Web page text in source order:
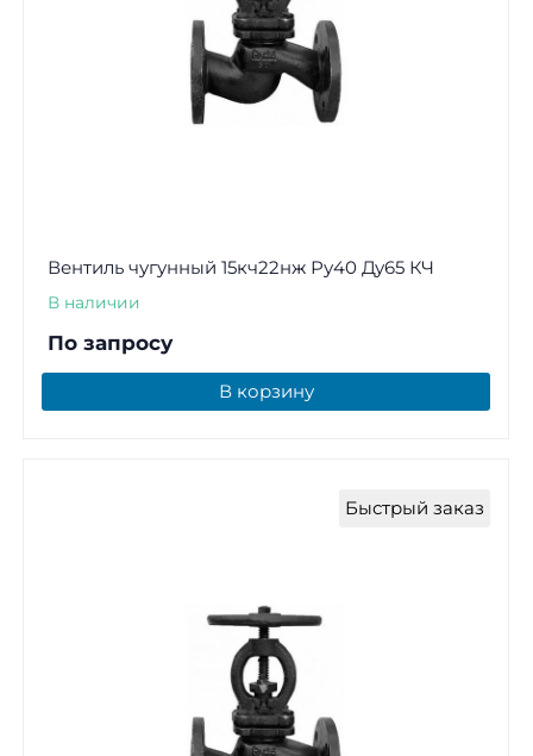
Вентиль чугунный 15кч22нж Ру40 Ду65 КЧ
В наличии
По запросу
В корзину
Быстрый заказ